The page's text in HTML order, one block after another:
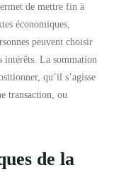
de mettre fin à
économiques,
peuvent choisir
intérêts. La sommation
qu’il s’agisse
transaction, ou
de la